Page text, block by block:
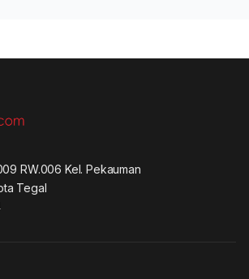
RW.006 Kel. Pekauman
Tegal